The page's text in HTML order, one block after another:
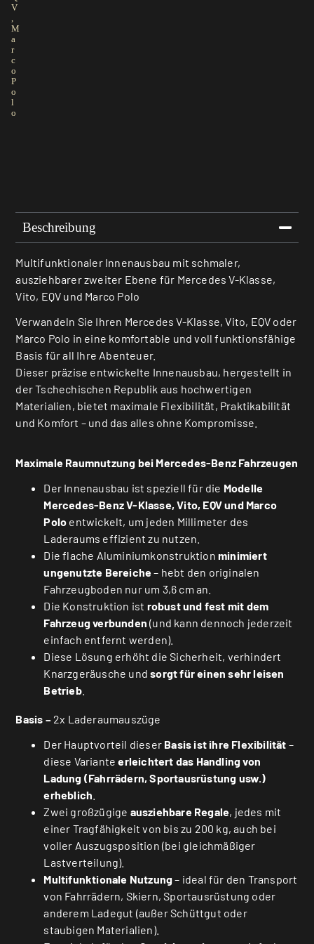
V
,
M
a
r
c
o
P
o
l
o
Beschreibung
Multifunktionaler Innenausbau mit schmaler,
ausziehbarer zweiter Ebene für Mercedes V-Klasse,
Vito, EQV und Marco Polo
Verwandeln Sie Ihren Mercedes V-Klasse, Vito, EQV oder
Marco Polo in eine komfortable und voll funktionsfähige
Basis für all Ihre Abenteuer.
Dieser präzise entwickelte Innenausbau, hergestellt in
der Tschechischen Republik aus hochwertigen
Materialien, bietet maximale Flexibilität, Praktikabilität
und Komfort – und das alles ohne Kompromisse.
Maximale Raumnutzung bei Mercedes-Benz Fahrzeugen
Der Innenausbau ist speziell für die Modelle
Mercedes-Benz V-Klasse, Vito, EQV und Marco
Polo entwickelt, um jeden Millimeter des
Laderaums effizient zu nutzen.
Die flache Aluminiumkonstruktion minimiert
ungenutzte Bereiche– hebt den originalen
Fahrzeugboden nur um 3,6 cm an.
Die Konstruktion ist robust und fest mit dem
Fahrzeug verbunden (und kann dennoch jederzeit
einfach entfernt werden).
Diese Lösung erhöht die Sicherheit, verhindert
Knarzgeräusche undsorgt für einen sehr leisen
Betrieb.
Basis – 2x Laderaumauszüge
Der Hauptvorteil dieser Basis ist ihre Flexibilität –
diese Varianteerleichtert das Handling von
Ladung (Fahrrädern, Sportausrüstung usw.)
erheblich
Zwei großzügige ausziehbare Regale, jedes mit
einer Tragfähigkeit von bis zu 200 kg, auch bei
voller Auszugsposition (bei gleichmäßiger
Lastverteilung).
Multifunktionale Nutzung– ideal für den Transport
von Fahrrädern, Skiern, Sportausrüstung oder
anderem Ladegut (außer Schüttgut oder
staubigen Materialien).